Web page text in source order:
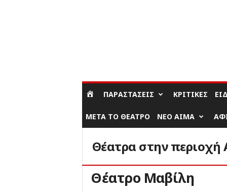
ΠΑΡΑΣΤΆΣΕΙΣ ΚΡΙΤΙΚΈΣ
ΜΕΤΆ ΤΟ ΘΈΑΤΡΟ ΝΈΟ ΑΊΜΑ
Θέατρα στην
Θέατρο Μαβίλη